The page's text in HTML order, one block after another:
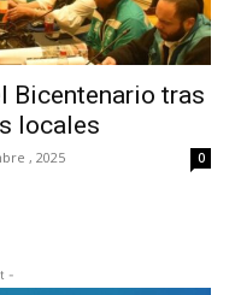
Bicentenario tras
locales
, 2025 0
-